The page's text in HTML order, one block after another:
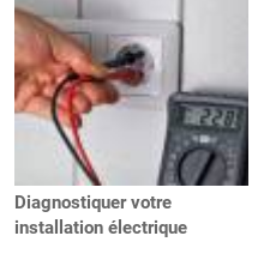
Diagnostiquer votre
installation électrique